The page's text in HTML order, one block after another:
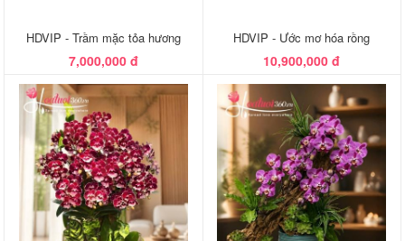
HDVIP - Trầm mặc tỏa hương
7,000,000 đ
HDVIP - Ước mơ hóa rồng
10,900,000 đ